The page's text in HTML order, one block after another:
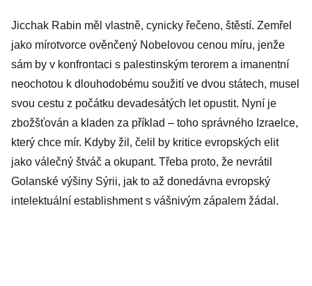
Jicchak Rabin měl vlastně, cynicky řečeno, štěstí. Zemřel
jako mírotvorce ověnčený Nobelovou cenou míru, jenže
sám by v konfrontaci s palestinským terorem a imanentní
neochotou k dlouhodobému soužití ve dvou státech, musel
svou cestu z počátku devadesátých let opustit. Nyní je
zbožšťován a kladen za příklad – toho správného Izraelce,
který chce mír. Kdyby žil, čelil by kritice evropských elit
jako válečný štváč a okupant. Třeba proto, že nevrátil
Golanské výšiny Sýrii, jak to až donedávna evropský
intelektuální establishment s vášnivým zápalem žádal.